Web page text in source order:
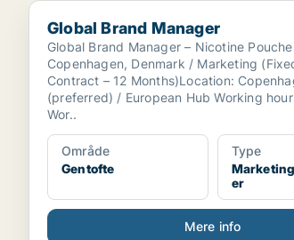
Global Brand Manager
Global Brand Manager
Global Brand Manager – Nicotine
Copenhagen, Denmark / Marketing
Contract – 12 Months)Location:
(preferred) / European Hub Working
Wor..
Område
Gentofte
Type
er
Mere info